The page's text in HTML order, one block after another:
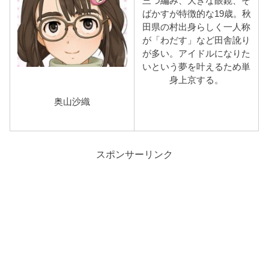
奥山沙織
ばかすが特徴的な19歳。秋
田県の村出身らしく一人称
が「わだす」など田舎訛り
が多い。アイドルになりた
いという夢を叶えるため単
身上京する。
スポンサーリンク